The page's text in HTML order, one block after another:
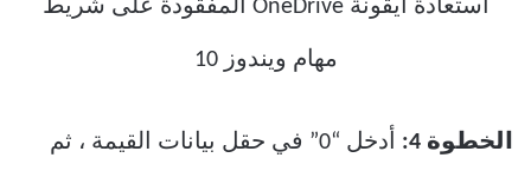
الخطوة 4: أدخل “0” في حقل بيانات القيمة ، ثم